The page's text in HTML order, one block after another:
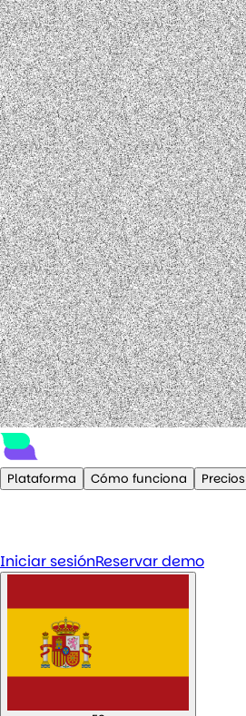
Plataforma Cómo funciona Precios
Iniciar sesiónReservar demo